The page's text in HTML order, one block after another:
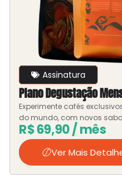
Assinatura
Plano Degustação
Experimente cafés
do mundo, com novos
R$69,90/ mês
Ver Mais